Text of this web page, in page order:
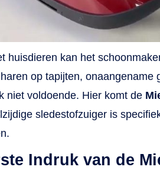
koelkast of tussen de
tijdens het stofzuigen
nek tijdens het
telescoopbuis. Deze
hij ergonomisch
design voorkomen.
glijdt de buis als je hem
bewegingsvrijheid van
vast kan worden gezet.
huisdieren kan het
op tapijten,
niet voldoende. Hier komt de
sledestofzuiger is
Indruk van de